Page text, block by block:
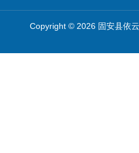
Copyright © 2026 固安县依